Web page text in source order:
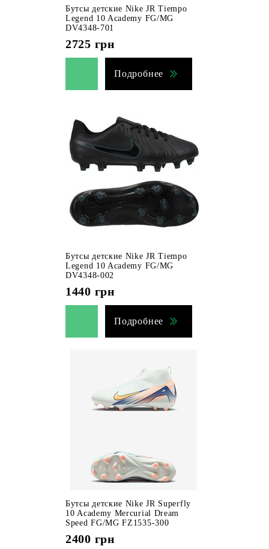
Бутсы детские Nike JR Tiempo
Legend 10 Academy FG/MG
DV4348-701
2725 грн
Подробнее
Бутсы детские Nike JR Tiempo
Legend 10 Academy FG/MG
DV4348-002
1440 грн
Подробнее
Бутсы детские Nike JR Superfly
10 Academy Mercurial Dream
Speed FG/MG FZ1535-300
2400 грн